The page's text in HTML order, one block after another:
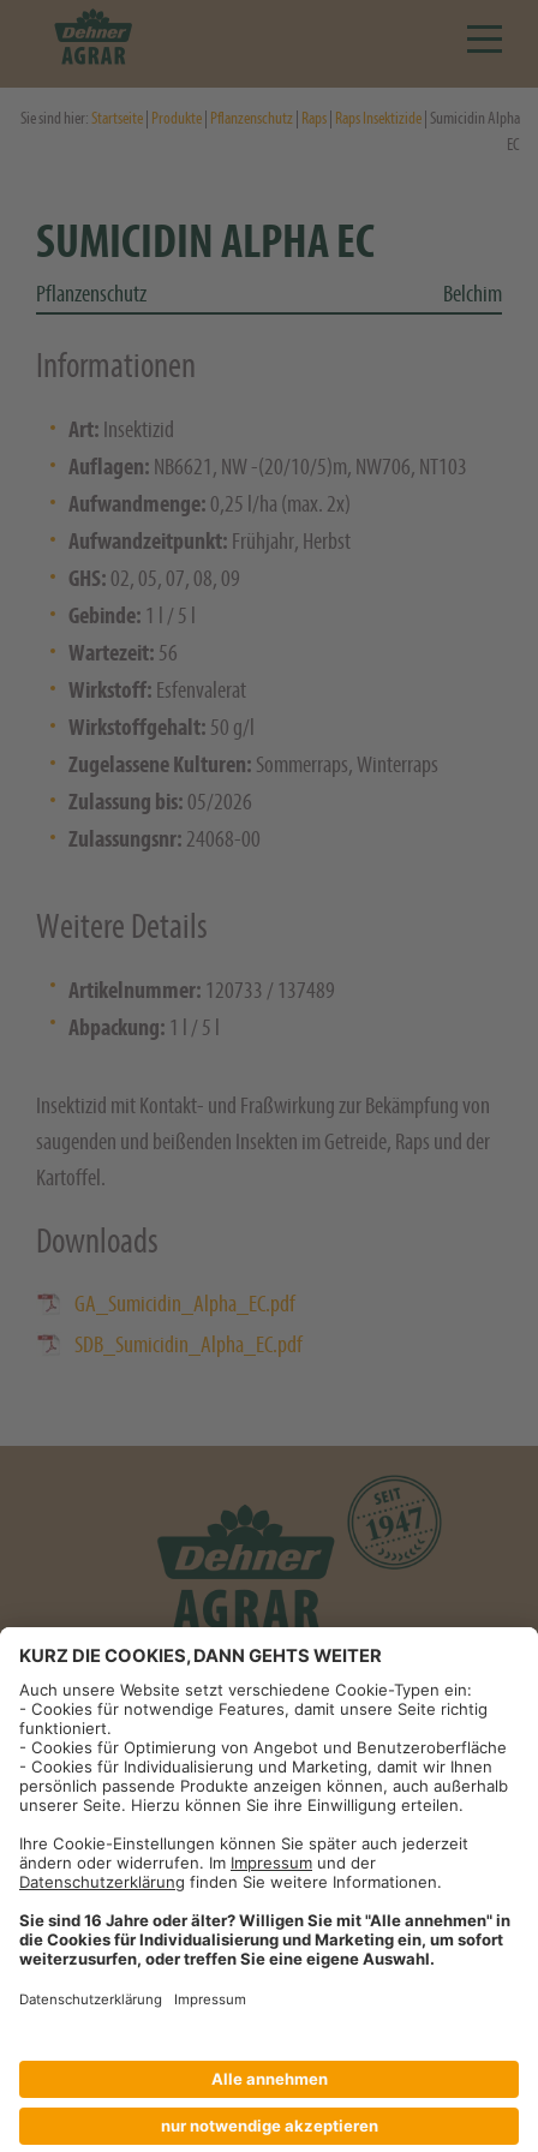
Sie sind hier:Startseite Produkte Pflanzenschutz Raps Raps Insektizide | Sumicidin Alpha
EC
SUMICIDIN ALPHA EC
Pflanzenschutz Belchim
Informationen
Art: Insektizid
Auflagen: NB6621, NW -(20/10/5)m, NW706, NT103
Aufwandmenge: 0,25 l/ha (max. 2x)
Aufwandzeitpunkt: Frühjahr, Herbst
GHS: 02, 05, 07, 08, 09
Gebinde: 1 l / 5 l
Wartezeit: 56
Wirkstoff: Esfenvalerat
Wirkstoffgehalt: 50 g/l
Zugelassene Kulturen: Sommerraps, Winterraps
Zulassung bis: 05/2026
Zulassungsnr: 24068-00
Weitere Details
Artikelnummer: 120733 / 137489
Abpackung: 1 l / 5 l
Insektizid mit Kontakt- und Fraßwirkung zur Bekämpfung von
saugenden und beißenden Insekten im Getreide, Raps und der
Kartoffel.
Downloads
GA_Sumicidin_Alpha_EC.pdf
SDB_Sumicidin_Alpha_EC.pdf
Informationen
Impressum
Datenschutzhinweise
AGB und Widerrufsbelehrung
Dehner Unternehmen
Cookie-Einstellungen
Dehner Agrar GmbH & Co. KG
09090 / 77 72 72
Fax09090 / 77 73 91
agrar@dehner.de